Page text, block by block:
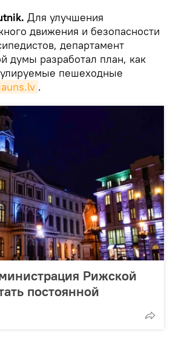
Для улучшения
движения и безопасности
департамент
думы разработал план, как
пешеходные
.
Рижской
постоянной